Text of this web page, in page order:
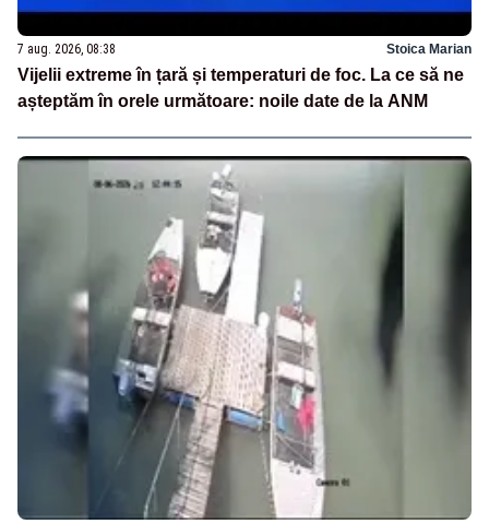
7 aug. 2026, 08:38 Stoica Marian
Vijelii extreme în țară și temperaturi de foc. La ce să ne
așteptăm în orele următoare: noile date de la ANM